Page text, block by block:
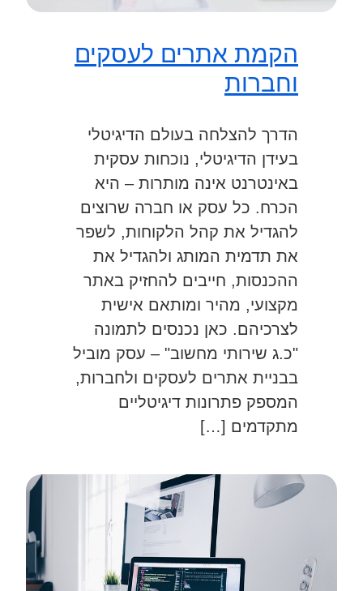
הקמת אתרים לעסקים
וחברות
הדרך להצלחה בעולם הדיגיטלי
בעידן הדיגיטלי, נוכחות עסקית
באינטרנט אינה מותרות – היא
הכרח. כל עסק או חברה שרוצים
להגדיל את קהל הלקוחות, לשפר
את תדמית המותג ולהגדיל את
ההכנסות, חייבים להחזיק באתר
מקצועי, מהיר ומותאם אישית
לצרכיהם. כאן נכנסים לתמונה
"כ.ג שירותי מחשוב" – עסק מוביל
בבניית אתרים לעסקים ולחברות,
המספק פתרונות דיגיטליים
מתקדמים […]